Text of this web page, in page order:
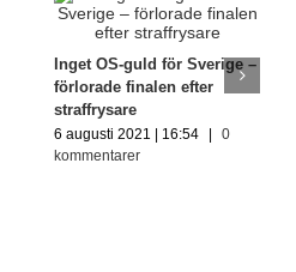
Inget OS-guld för Sverige –
förlorade finalen efter
straffrysare
6 augusti 2021 | 16:54 |
0
kommentarer